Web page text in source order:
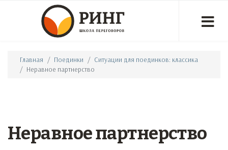
Главная Поединки
Ситуации для поединков: классика
Неравное партнерство
Неравное партнерство